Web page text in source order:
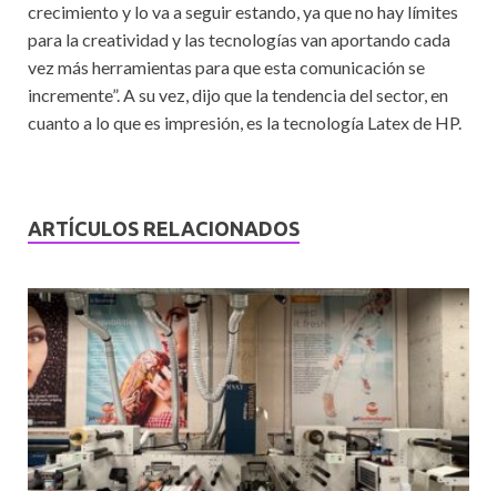
crecimiento y lo va a seguir estando, ya que no hay límites
para la creatividad y las tecnologías van aportando cada
vez más herramientas para que esta comunicación se
incremente”. A su vez, dijo que la tendencia del sector, en
cuanto a lo que es impresión, es la tecnología Latex de HP.
ARTÍCULOS RELACIONADOS